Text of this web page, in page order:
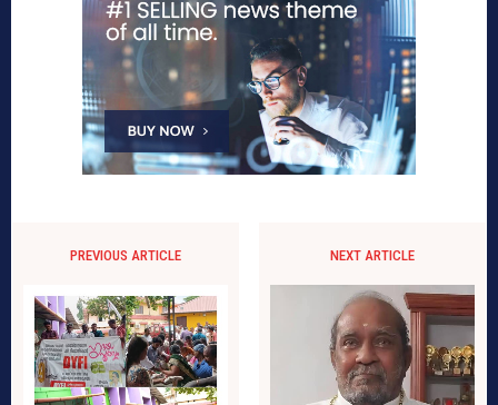
PREVIOUS ARTICLE NEXT ARTICLE